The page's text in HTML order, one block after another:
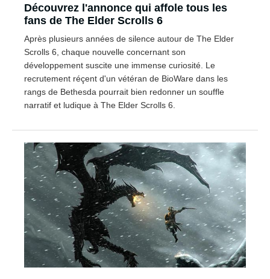
Découvrez l'annonce qui affole tous les
fans de The Elder Scrolls 6
Après plusieurs années de silence autour de The Elder
Scrolls 6, chaque nouvelle concernant son
développement suscite une immense curiosité. Le
recrutement réçent d'un vétéran de BioWare dans les
rangs de Bethesda pourrait bien redonner un souffle
narratif et ludique à The Elder Scrolls 6.